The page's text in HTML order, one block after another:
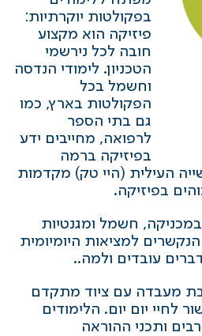
בפקולטות יוקרתיות:
פיזיקה הוא מקצוע
חובה לכל נירשמי
הטכניון. לימודי הנדסה
וחשמל בכל
הפקולטות בארץ, כמו
גם בתי הספר
לרפואה, מחייבים ידע
בפיזיקה ברמה
העילית (היי טק) מקדמות
בפיזיקה.
חשמל ומגנטיות
למציאות היומיומית
עובדים ולמה..
מעבדה עם ציוד מתקדם
לחיי יום יום. הלימודים
ותכני ההוראה